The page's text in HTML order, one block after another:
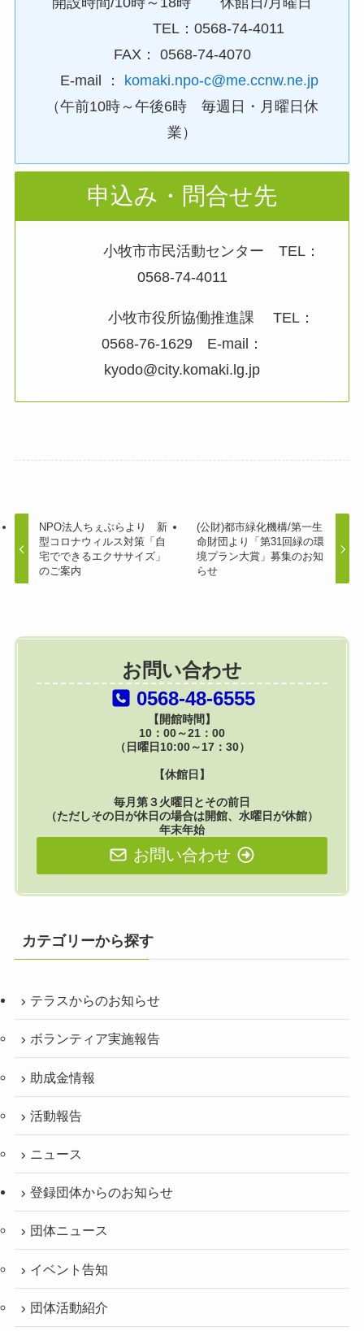
TEL：0568-74-4011
FAX： 0568-74-4070
E-mail ： komaki.npo-c@me.ccnw.ne.jp
（午前10時～午後6時 毎週日・月曜日休
業）
申込み・問合せ先
小牧市市民活動センター TEL：
0568-74-4011
小牧市役所協働推進課 TEL：
0568-76-1629 E-mail：
kyodo@city.komaki.lg.jp
NPO法人ちぇぶらより 新
型コロナウィルス対策「自
宅でできるエクササイズ」
のご案内
(公財)都市緑化機構/第一生
命財団より「第31回緑の環
境プラン大賞」募集のお知
らせ
お問い合わせ
0568-48-6555
【開館時間】
10：00～21：00
（日曜日10:00～17：30）
【休館日】
毎月第３火曜日とその前日
（ただしその日が休日の場合は開館、水曜日が休館）
年末年始
お問い合わせ
カテゴリーから探す
テラスからのお知らせ
ボランティア実施報告
助成金情報
活動報告
ニュース
登録団体からのお知らせ
団体ニュース
イベント告知
団体活動紹介